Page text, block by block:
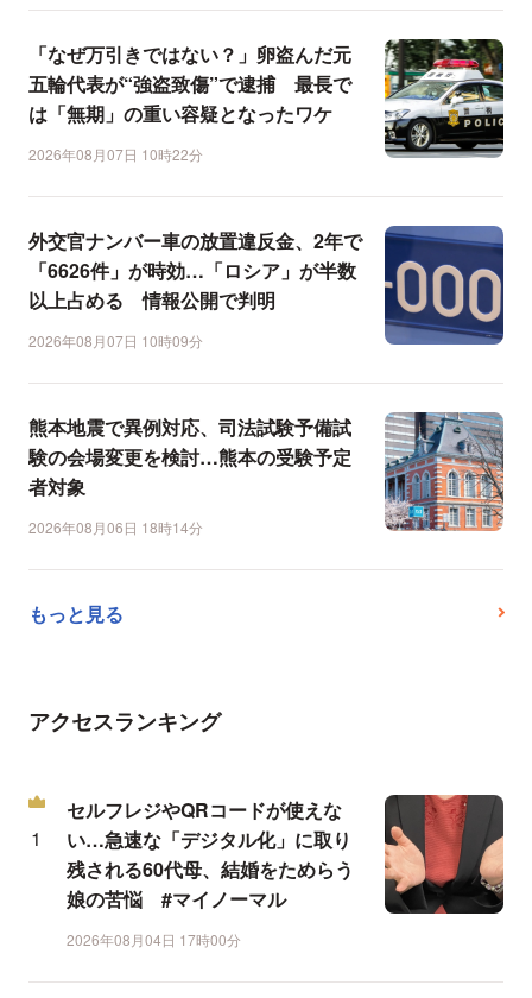
「なぜ万引きではない？」卵盗んだ元
五輪代表が“強盗致傷”で逮捕 最長で
は「無期」の重い容疑となったワケ
2026年08月07日 10時22分
外交官ナンバー車の放置違反金、2年で
「6626件」が時効…「ロシア」が半数
以上占める 情報公開で判明
2026年08月07日 10時09分
熊本地震で異例対応、司法試験予備試
験の会場変更を検討…熊本の受験予定
者対象
2026年08月06日 18時14分
もっと見る
アクセスランキング
セルフレジやQRコードが使えな
い…急速な「デジタル化」に取り
残される60代母、結婚をためらう
娘の苦悩 #マイノーマル
2026年08月04日 17時00分